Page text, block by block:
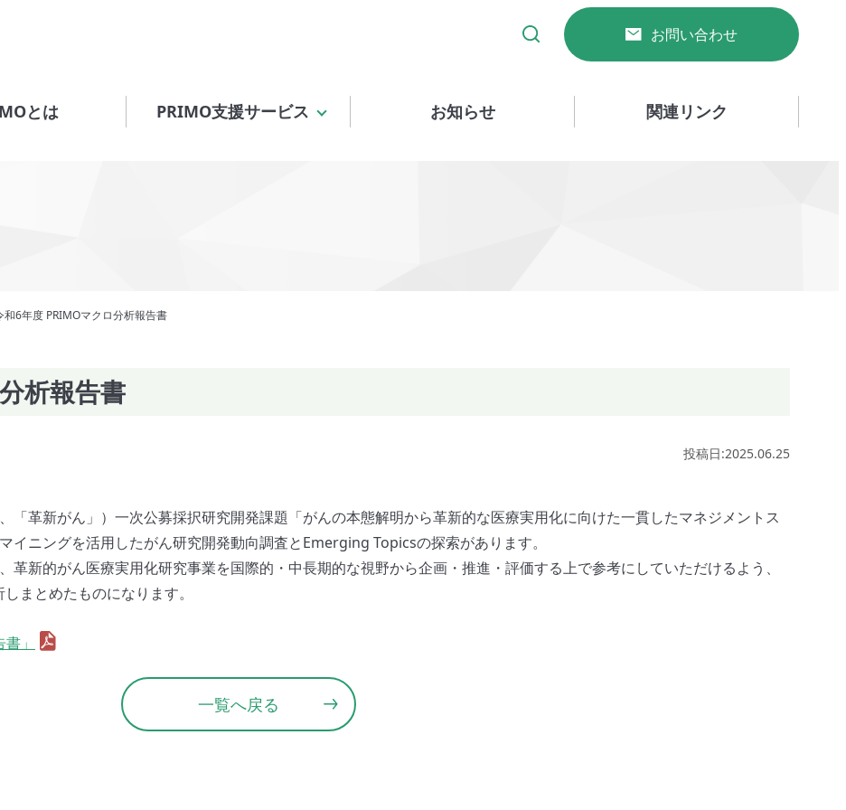
お問い合わせ
とは PRIMO支援サービス お知らせ 関連リンク
和6年度 PRIMOマクロ分析報告書
析報告書
投稿日:2025.06.25
「革新がん」）⼀次公募採択研究開発課題「がんの本態解明から革新的な医療実用化に向けた一貫したマネジメントス
イニングを活用したがん研究開発動向調査とEmerging Topicsの探索があります。
新的がん医療実用化研究事業を国際的・中長期的な視野から企画・推進・評価する上で参考にしていただけるよう、
まとめたものになります。
」
一覧へ戻る